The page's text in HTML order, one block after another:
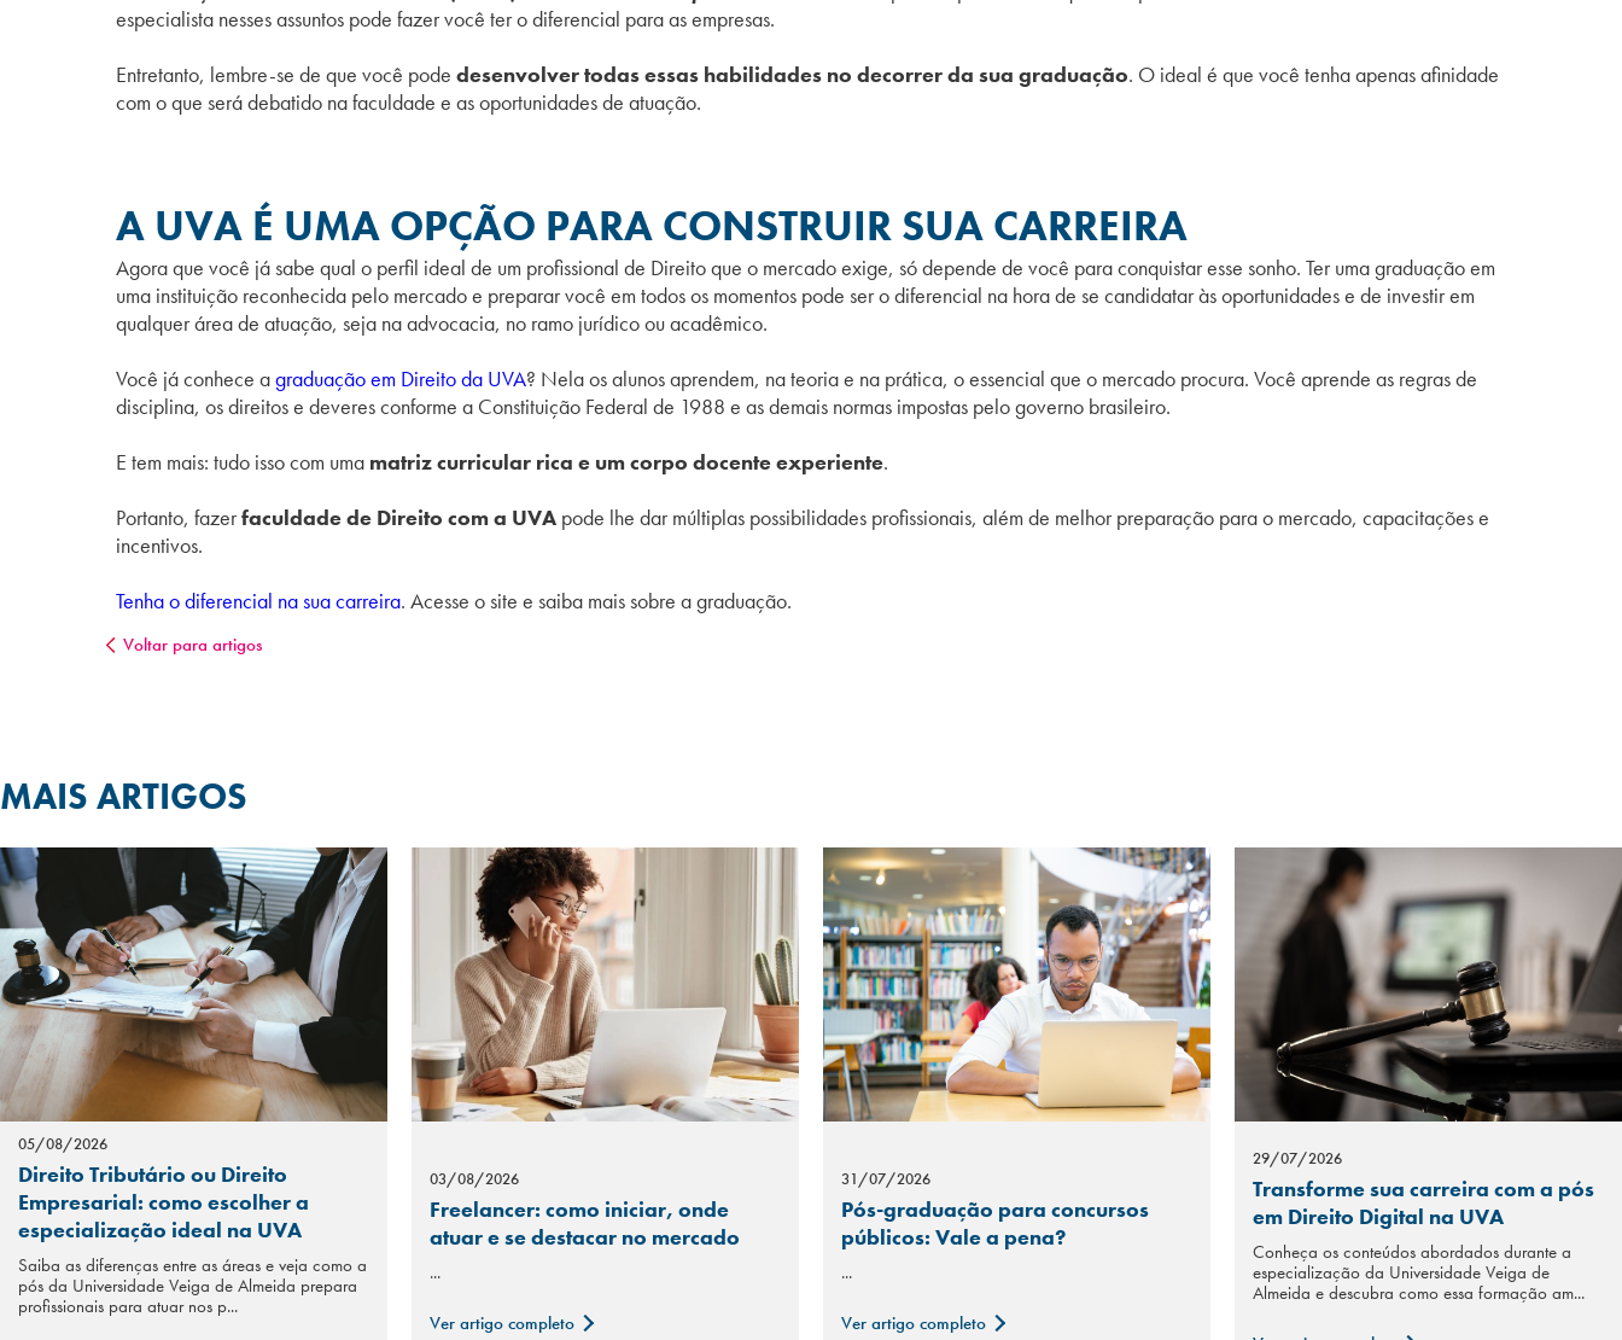
especialista nesses assuntos pode fazer você ter o diferencial para as empresas.
Entretanto, lembre-se de que você pode desenvolver todas essas habilidades no decorrer da sua graduação. O ideal é que você tenha apenas afinidade
com o que será debatido na faculdade e as oportunidades de atuação.
A UVA É UMA OPÇÃO PARA CONSTRUIR SUA CARREIRA
Agora que você já sabe qual o perfil ideal de um profissional de Direito que o mercado exige, só depende de você para conquistar esse sonho. Ter uma graduação em
uma instituição reconhecida pelo mercado e preparar você em todos os momentos pode ser o diferencial na hora de se candidatar às oportunidades e de investir em
qualquer área de atuação, seja na advocacia, no ramo jurídico ou acadêmico.
Você já conhece agraduação em Direito da UVA? Nela os alunos aprendem, na teoria e na prática, o essencial que o mercado procura. Você aprende as regras de
disciplina, os direitos e deveres conforme a Constituição Federal de 1988 e as demais normas impostas pelo governo brasileiro.
E tem mais: tudo isso com uma matrizcurricular rica e um corpo docente experiente.
Portanto, fazerfaculdade de Direito com a UVA pode lhe dar múltiplas possibilidades profissionais, além de melhor preparação para o mercado, capacitações e
incentivos.
Tenha o diferencial na sua carreira. Acesse o site e saiba mais sobre a graduação.
Voltar para artigos
MAIS ARTIGOS
05/08/2026
Direito Tributário ou Direito
Empresarial: como escolher a
especialização ideal na UVA
Saiba as diferenças entre as áreas e veja como a
pós da Universidade Veiga de Almeida prepara
profissionais para atuar nos p...
03/08/2026
Freelancer: como iniciar, onde
atuar e se destacar no mercado
...
Ver artigo completo
31/07/2026
Pós-graduação para concursos
públicos: Vale a pena?
...
Ver artigo completo
29/07/2026
Transforme sua carreira com a pós
em Direito Digital na UVA
Conheça os conteúdos abordados durante a
especialização da Universidade Veiga de
Almeida e descubra como essa formação am...